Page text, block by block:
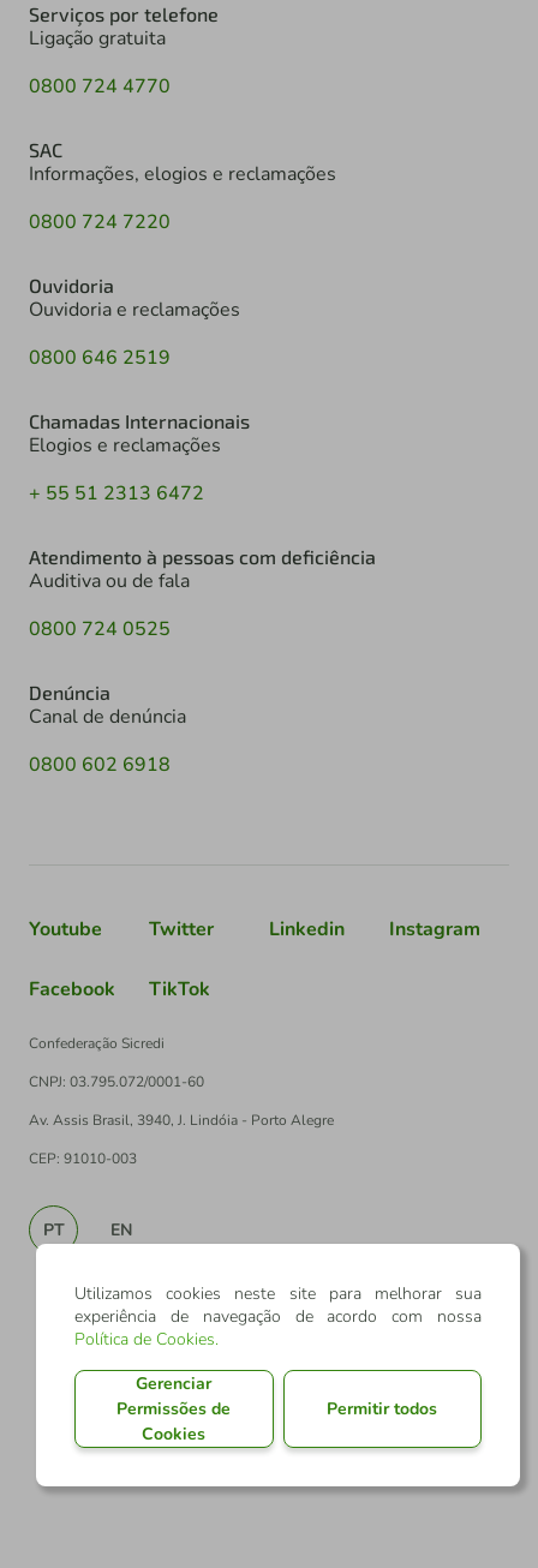
Serviços por telefone
Ligação gratuita
0800 724 4770
SAC
Informações, elogios e reclamações
0800 724 7220
Ouvidoria
Ouvidoria e reclamações
0800 646 2519
Chamadas Internacionais
Elogios e reclamações
+ 55 51 2313 6472
Atendimento à pessoas com deficiência
Auditiva ou de fala
0800 724 0525
Denúncia
Canal de denúncia
0800 602 6918
Youtube Twitter Linkedin Instagram
Facebook TikTok
Confederação Sicredi
CNPJ: 03.795.072/0001-60
Av. Assis Brasil, 3940, J. Lindóia - Porto Alegre
CEP: 91010-003
PT EN
Utilizamos cookies neste site para melhorar sua
experiência de navegação de acordo com nossa
Política de Cookies.
Gerenciar
Permissões de
Cookies
Permitir todos